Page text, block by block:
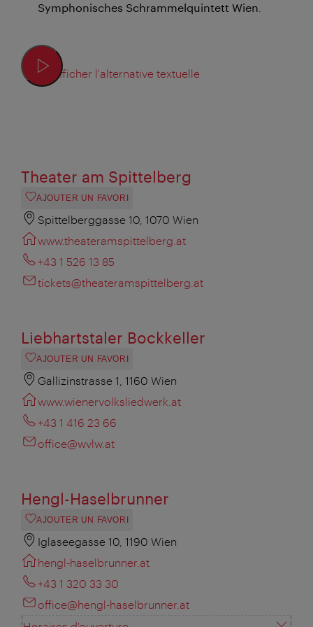
Symphonisches Schrammelquintett Wien
Afficher l'alternative textuelle
Theater am Spittelberg
AJOUTER UN FAVORI
Spittelberggasse 10, 1070 Wien
www.theateramspittelberg.at
+43 1 526 13 85
tickets@theateramspittelberg.at
Liebhartstaler Bockkeller
AJOUTER UN FAVORI
Gallizinstrasse 1, 1160 Wien
www.wienervolksliedwerk.at
+43 1 416 23 66
office@wvlw.at
Hengl-Haselbrunner
AJOUTER UN FAVORI
Iglaseegasse 10, 1190 Wien
hengl-haselbrunner.at
+43 1 320 33 30
office@hengl-haselbrunner.at